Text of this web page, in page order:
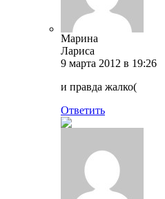
Марина
Лариса
9 марта 2012 в 19:26
и правда жалко(
Ответить